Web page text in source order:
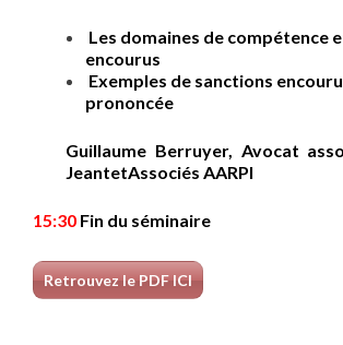
Les domaines de compétence
encourus
Exemples de sanctions
prononcée
Guillaume Berruyer, Avocat
JeantetAssociés AARPI
15:30 Fin du séminaire
Retrouvez le PDF ICI